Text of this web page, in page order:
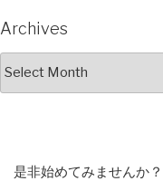
Archives
Archives
是非始めてみませんか？